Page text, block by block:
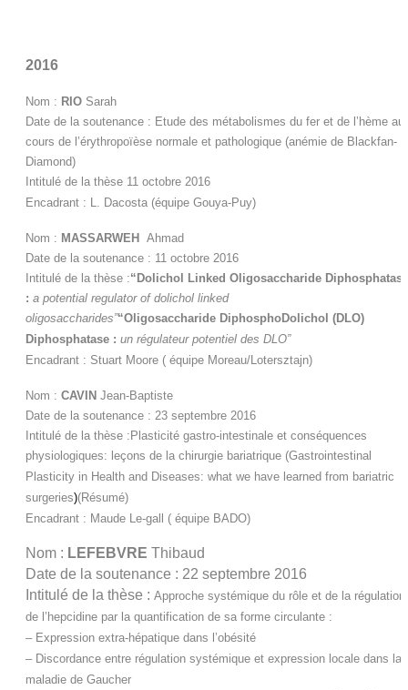
2016
Nom : RIO Sarah
Date de la soutenance : Etude des métabolismes du fer et de l’hème au
cours de l’érythropoïèse normale et pathologique (anémie de Blackfan-
Diamond)
Intitulé de la thèse 11 octobre 2016
Encadrant : L. Dacosta (équipe Gouya-Puy)
Nom : MASSARWEH Ahmad
Date de la soutenance : 11 octobre 2016
Intitulé de la thèse :“Dolichol Linked Oligosaccharide Diphosphatase
: a potential regulator of dolichol linked
oligosaccharides”“Oligosaccharide DiphosphoDolichol (DLO)
Diphosphatase : un régulateur potentiel des DLO”
Encadrant : Stuart Moore ( équipe Moreau/Lotersztajn)
Nom : CAVIN Jean-Baptiste
Date de la soutenance : 23 septembre 2016
Intitulé de la thèse :Plasticité gastro-intestinale et conséquences
physiologiques: leçons de la chirurgie bariatrique (Gastrointestinal
Plasticity in Health and Diseases: what we have learned from bariatric
surgeries)(Résumé)
Encadrant : Maude Le-gall ( équipe BADO)
Nom : LEFEBVRE Thibaud
Date de la soutenance : 22 septembre 2016
Intitulé de la thèse : Approche systémique du rôle et de la régulation
de l’hepcidine par la quantification de sa forme circulante :
– Expression extra-hépatique dans l’obésité
– Discordance entre régulation systémique et expression locale dans la
maladie de Gaucher